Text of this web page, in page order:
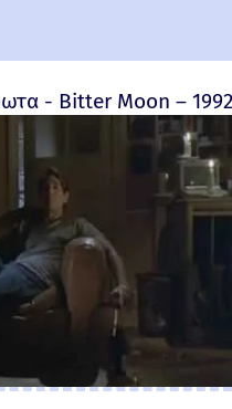
- Bitter Moon –